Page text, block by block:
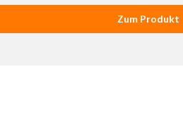
Zum Produkt